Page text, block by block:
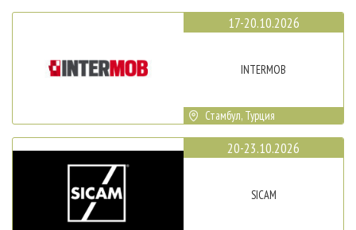
17-20.10.2026
INTERMOB
Стамбул, Турция
20-23.10.2026
SICAM